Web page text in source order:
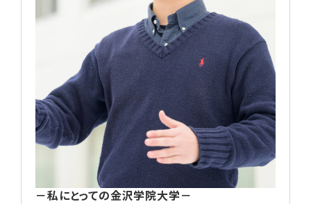
－私にとっての金沢学院大学－